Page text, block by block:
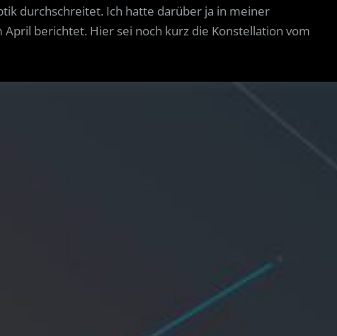
Ekliptik
am
durchschreitet. Ich hatte darüber ja in meiner
April berichtet. Hier sei noch kurz die Konstellation vom